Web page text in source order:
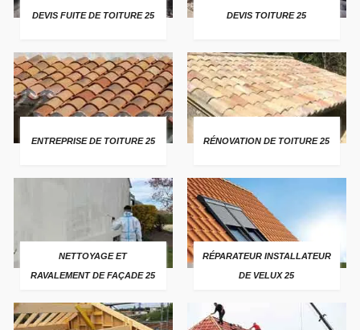
DEVIS FUITE DE TOITURE 25 DEVIS TOITURE 25
ENTREPRISE DE TOITURE 25 RÉNOVATION DE TOITURE 25
NETTOYAGE ET
RAVALEMENT DE FAÇADE 25
RÉPARATEUR INSTALLATEUR
DE VELUX 25